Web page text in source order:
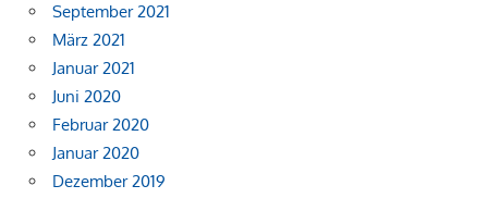
September 2021
März 2021
Januar 2021
Juni 2020
Februar 2020
Januar 2020
Dezember 2019